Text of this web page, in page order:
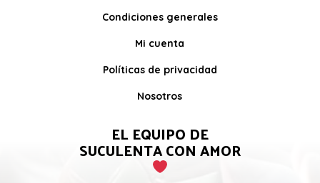
Condiciones generales
Mi cuenta
Políticas de privacidad
Nosotros
EL EQUIPO DE
SUCULENTA CON AMOR